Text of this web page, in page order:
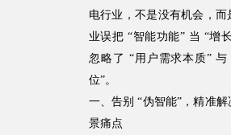
电行业，不是没有机会，而
业误把 “智能功能” 当 “增
忽略了 “用户需求本质” 与
位”。
一、告别 “伪智能”，精准解
景痛点